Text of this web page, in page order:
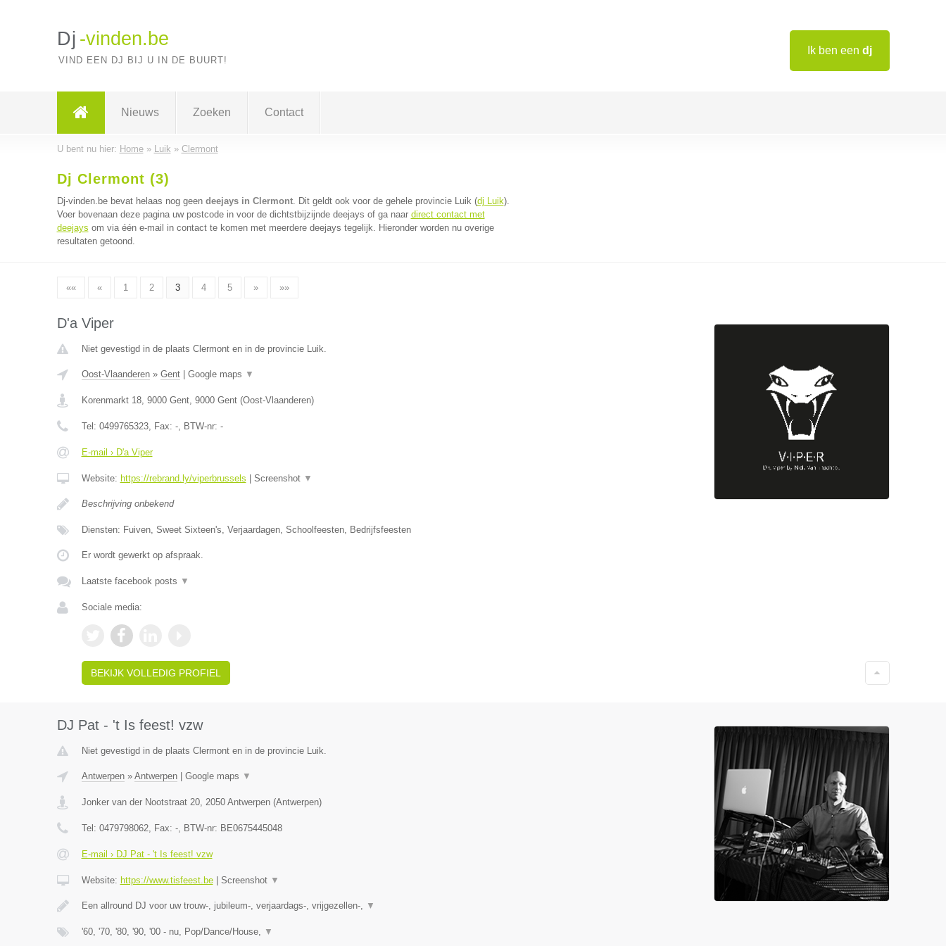
Ik ben een dj
Dj -vinden.be
VIND EEN DJ BIJ U IN DE BUURT!
Nieuws Zoeken Contact
U bent nu hier: Home» Luik » Clermont
Dj Clermont (3)
Dj-vinden.be bevat helaas nog geen deejays in Clermont. Dit geldt ook voor de gehele provincie Luik (dj Luik).
Voer bovenaan deze pagina uw postcode in voor de dichtstbijzijnde deejays of ga naar direct contact met
deejays om via één e-mail in contact te komen met meerdere deejays tegelijk. Hieronder worden nu overige
resultaten getoond.
«« « 1 2 3 4 5 » »»
D'a Viper
Niet gevestigd in de plaats Clermont en in de provincie Luik.
Oost-Vlaanderen» Gent| Google maps ▼
Korenmarkt 18, 9000 Gent, 9000 Gent(Oost-Vlaanderen)
Tel: 0499765323, Fax: -, BTW-nr: -
E-mail › D'a Viper
Website: https://rebrand.ly/viperbrussels Screenshot ▼
Beschrijving onbekend
Diensten: Fuiven, Sweet Sixteen's, Verjaardagen, Schoolfeesten, Bedrijfsfeesten
Er wordt gewerkt op afspraak.
Laatste facebook posts ▼
Sociale media:
BEKIJK VOLLEDIG PROFIEL
DJ Pat - 't Is feest! vzw
Niet gevestigd in de plaats Clermont en in de provincie Luik.
Antwerpen» Antwerpen| Google maps ▼
Jonker van der Nootstraat 20, 2050 Antwerpen(Antwerpen)
Tel: 0479798062, Fax: -, BTW-nr: BE0675445048
E-mail › DJ Pat - 't Is feest! vzw
Website: https://www.tisfeest.be| Screenshot ▼
Een allround DJ voor uw trouw-, jubileum-, verjaardags-, vrijgezellen-, ▼
'60, '70, '80, '90, '00 - nu, Pop/Dance/House, ▼